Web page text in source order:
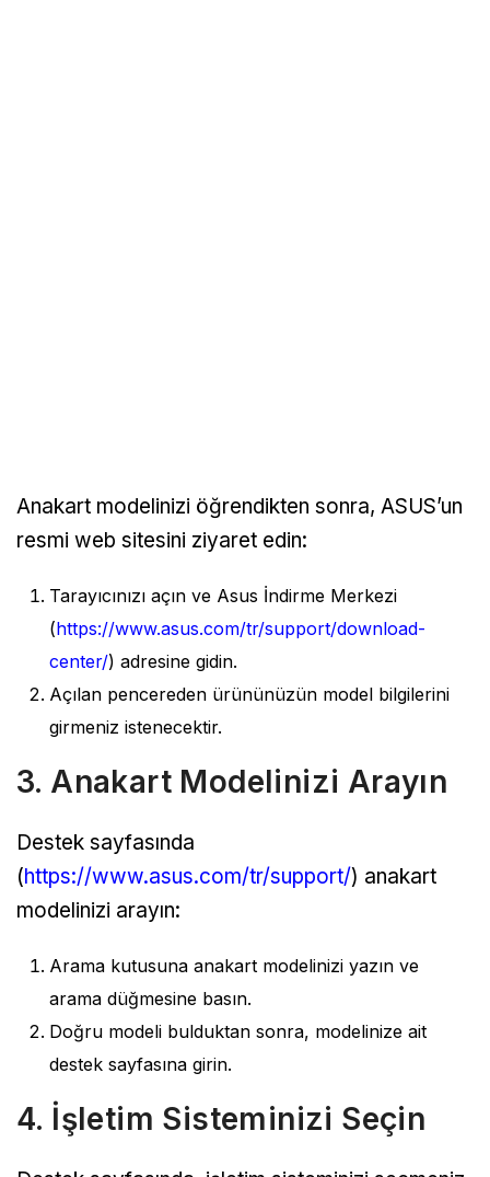
Anakart modelinizi öğrendikten sonra, ASUS’un
resmi web sitesini ziyaret edin:
Tarayıcınızı açın ve Asus İndirme Merkezi
(https://www.asus.com/tr/support/download-
center/) adresine gidin.
Açılan pencereden ürününüzün model bilgilerini
girmeniz istenecektir.
3. Anakart Modelinizi Arayın
Destek sayfasında
(https://www.asus.com/tr/support/) anakart
modelinizi arayın:
Arama kutusuna anakart modelinizi yazın ve
arama düğmesine basın.
Doğru modeli bulduktan sonra, modelinize ait
destek sayfasına girin.
4. İşletim Sisteminizi Seçin